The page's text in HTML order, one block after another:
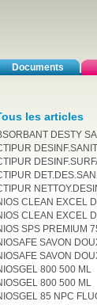
Documents
les articles
DESTY
CLEAN EXCEL
CLEAN EXCEL
SPS PREMIUM
SAVON
SAVON
800 500 ML
800 500 ML
85 NPC